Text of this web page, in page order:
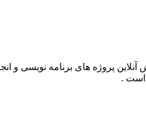
است .